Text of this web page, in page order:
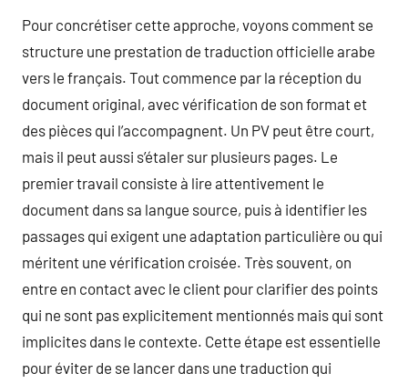
Pour concrétiser cette approche, voyons comment se
structure une prestation de traduction officielle arabe
vers le français. Tout commence par la réception du
document original, avec vérification de son format et
des pièces qui l’accompagnent. Un PV peut être court,
mais il peut aussi s’étaler sur plusieurs pages. Le
premier travail consiste à lire attentivement le
document dans sa langue source, puis à identifier les
passages qui exigent une adaptation particulière ou qui
méritent une vérification croisée. Très souvent, on
entre en contact avec le client pour clarifier des points
qui ne sont pas explicitement mentionnés mais qui sont
implicites dans le contexte. Cette étape est essentielle
pour éviter de se lancer dans une traduction qui